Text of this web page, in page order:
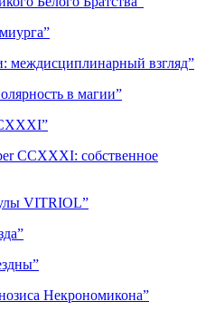
междисциплинарный взгляд”
в магии”
CCXXXI: собственное
VITRIOL”
Некрономикона”